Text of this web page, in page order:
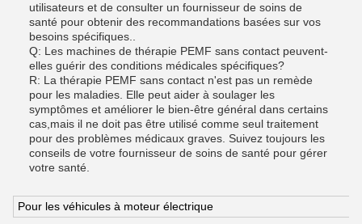
utilisateurs et de consulter un fournisseur de soins de
santé pour obtenir des recommandations basées sur vos
besoins spécifiques..
Q: Les machines de thérapie PEMF sans contact peuvent-
elles guérir des conditions médicales spécifiques?
R: La thérapie PEMF sans contact n'est pas un remède
pour les maladies. Elle peut aider à soulager les
symptômes et améliorer le bien-être général dans certains
cas,mais il ne doit pas être utilisé comme seul traitement
pour des problèmes médicaux graves. Suivez toujours les
conseils de votre fournisseur de soins de santé pour gérer
votre santé.
Pour les véhicules à moteur électrique